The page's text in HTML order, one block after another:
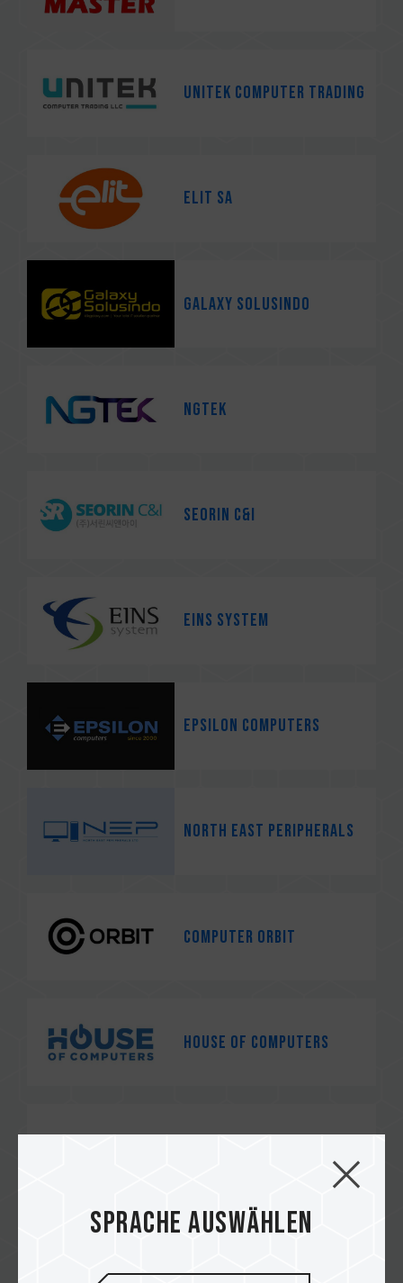
Unitek Computer Trading
ELIT SA
Galaxy Solusindo
NGTEK
SEORIN C&I
EINS system
Epsilon Computers
North East Peripherals
Computer Orbit
House of Computers
Sprache auswählen